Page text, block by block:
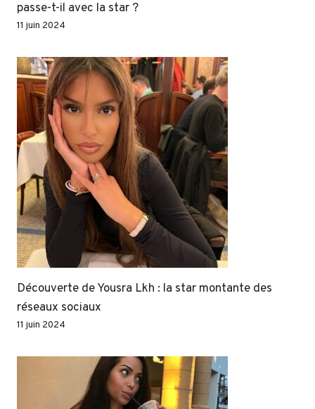
passe-t-il avec la star ?
11 juin 2024
Découverte de Yousra Lkh : la star montante des
réseaux sociaux
11 juin 2024